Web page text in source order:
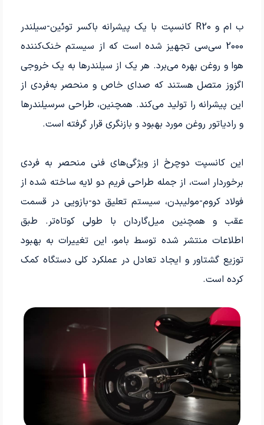
ب ام و R20 کانسپت با یک پیشرانه باکسر توئین-سیلندر
2000 سی‌سی تجهیز شده است که از سیستم خنک‌کننده
هوا و روغن بهره می‌برد. هر یک از سیلندرها به یک خروجی
اگزوز متصل هستند که صدای خاص و منحصر به‌فردی از
این پیشرانه را تولید می‌کند. همچنین، طراحی سرسیلندرها
و رادیاتور روغن مورد بهبود و بازنگری قرار گرفته است.
این کانسپت دوچرخ از ویژگی‌های فنی منحصر به فردی
برخوردار است، از جمله طراحی فریم دو لایه ساخته شده از
فولاد کروم-مولیبدن، سیستم تعلیق دو-بازویی در قسمت
عقب و همچنین میل‌گاردان با طولی کوتاه‌تر. طبق
اطلاعات منتشر شده توسط بامو، این تغییرات به بهبود
توزیع گشتاور و ایجاد تعادل در عملکرد کلی دستگاه کمک
کرده است.